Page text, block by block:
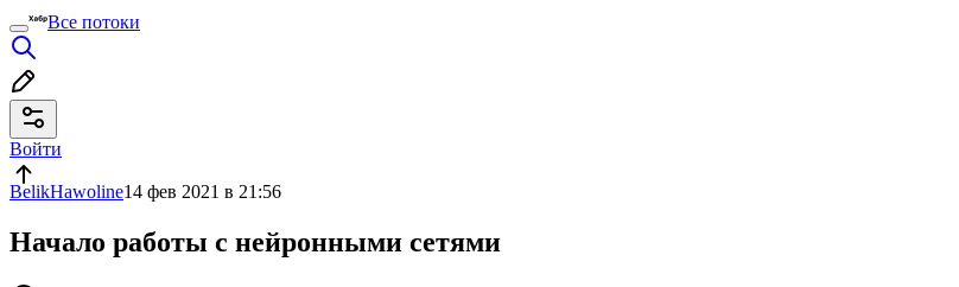
Все потоки
Войти
BelikHawoline14 фев 2021 в 21:56
Начало работы с нейронными сетями